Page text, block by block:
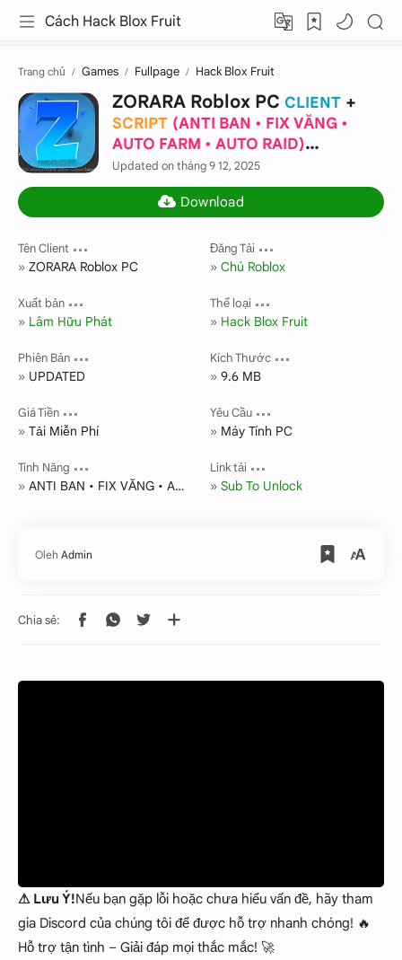
Cách Hack Blox Fruit
Trang chủ Games Fullpage Hack Blox Fruit
ZORARA Roblox PC CLIENT +
SCRIPT ANTI BAN • FIX VĂNG •
AUTO FARM • AUTO RAID
vUPDATED
Updated on tháng 9 12, 2025
Tên Client
ZORARA Roblox PC
Đăng Tải
Chú Roblox
Xuất bản
Lâm Hữu Phát
Thể loại
Hack Blox Fruit
Phiên Bản
UPDATED
Kích Thước
9.6 MB
Giá Tiền
Tải Miễn Phí
Yêu Cầu
Máy Tính PC
Tính Năng
ANTI BAN • FIX VĂNG • AUT
Link tải
Sub To Unlock
⚠ Lưu Ý!Nếu bạn gặp lỗi hoặc chưa hiểu vấn đề, hãy tham
gia Discord của chúng tôi để được hỗ trợ nhanh chóng! 🔥
Hỗ trợ tận tình – Giải đáp mọi thắc mắc! 🚀